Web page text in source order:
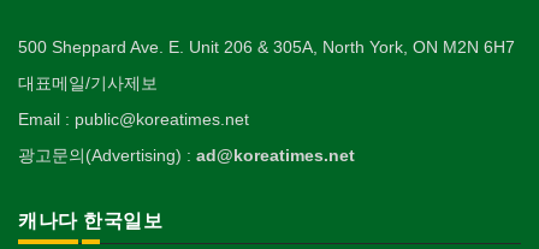
500 Sheppard Ave. E. Unit 206 & 305A, North York, ON M2N 6H7
대표메일/기사제보
Email : public@koreatimes.net
광고문의(Advertising) : ad@koreatimes.net
캐나다 한국일보